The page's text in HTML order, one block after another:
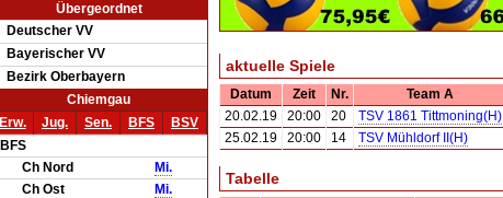
Übergeordnet
Deutscher VV
Bayerischer VV
Bezirk Oberbayern
Chiemgau
Erw.
Jug. Sen. BFS
BSV
BFS
Ch Nord
Mi.
Ch Ost
Mi.
aktuelle Spiele
Datum Zeit Nr. Team A
20.02.19
20:00 20 TSV 1861 Tittmoning(H)
25.02.19
20:00 14 TSV Mühldorf II(H)
Tabelle